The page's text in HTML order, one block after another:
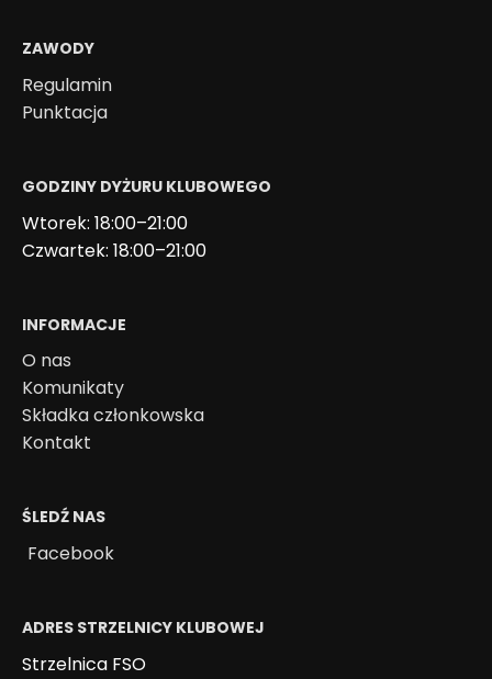
ZAWODY
Regulamin
Punktacja
GODZINY DYŻURU KLUBOWEGO
Wtorek: 18:00–21:00
Czwartek: 18:00–21:00
INFORMACJE
O nas
Komunikaty
Składka członkowska
Kontakt
ŚLEDŹ NAS
Facebook
ADRES STRZELNICY KLUBOWEJ
Strzelnica FSO